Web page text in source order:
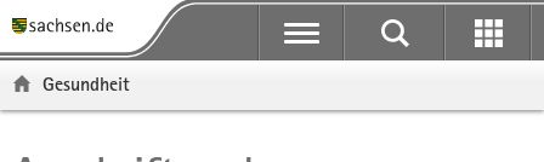
ttp
t
Gesundheit